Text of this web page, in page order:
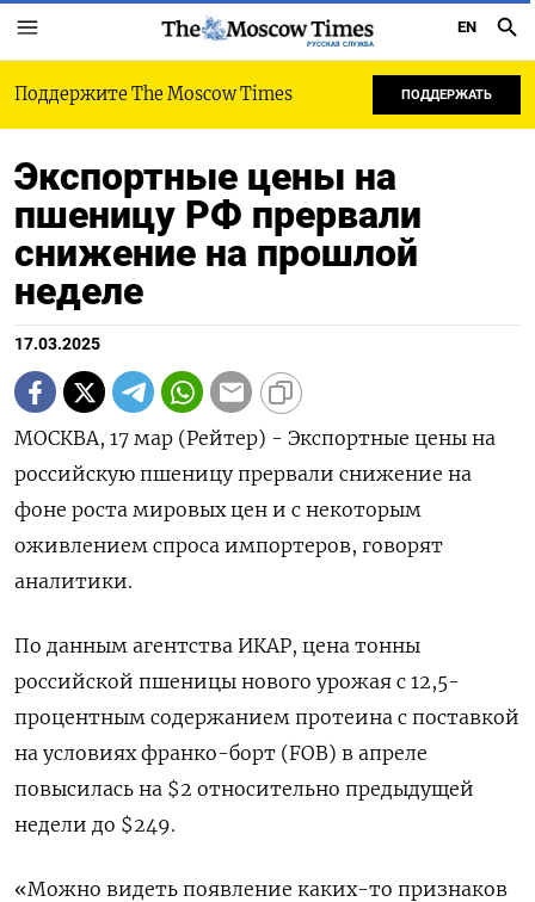
РУССКАЯ СЛУЖБА
EN
Поддержите The Moscow Times ПОДДЕРЖАТЬ
Экспортные цены на
пшеницу РФ прервали
снижение на прошлой
неделе
17.03.2025
МОСКВА, 17 мар (Рейтер) - Экспортные цены на
российскую пшеницу прервали снижение на
фоне роста мировых цен и с некоторым
оживлением спроса импортеров, говорят
аналитики.
По данным агентства ИКАР, цена тонны
российской пшеницы нового урожая с 12,5-
процентным содержанием протеина с поставкой
на условиях франко-борт (FOB) в апреле
повысилась на $2 относительно предыдущей
недели до $249.
«Можно видеть появление каких-то признаков